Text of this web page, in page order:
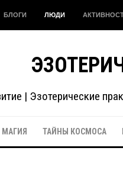
БЛОГИ ЛЮДИ
| Эзотерические
МАГИЯ ТАЙНЫ КОСМОСА